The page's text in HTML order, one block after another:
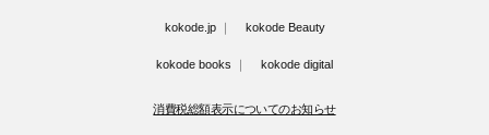
kokode.jp kokode Beauty
kokode books kokode digital
消費税総額表示についてのお知らせ